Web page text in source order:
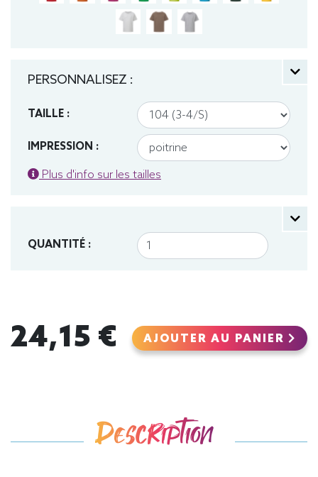
PERSONNALISEZ :
TAILLE :
IMPRESSION :
Plus d'info sur les tailles
QUANTITÉ :
24,15 € AJOUTER AU PANIER
Description